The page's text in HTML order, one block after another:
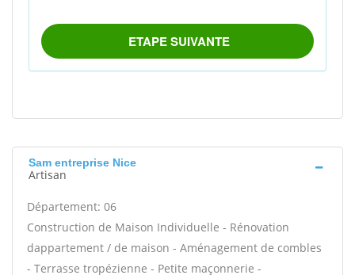
Sam entreprise Nice
Artisan
Département: 06
Construction de Maison Individuelle - Rénovation
dappartement / de maison - Aménagement de combles
- Terrasse tropézienne - Petite maçonnerie -